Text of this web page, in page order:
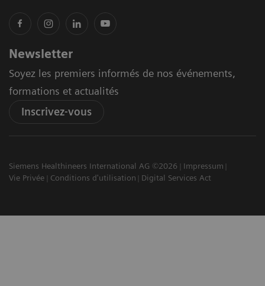
Newsletter
Soyez les premiers informés de nos événements,
formations et actualités
Inscrivez-vous
Siemens Healthineers International AG ©2026
Impressum
Vie Privée
Conditions d'utilisation Digital Services Act